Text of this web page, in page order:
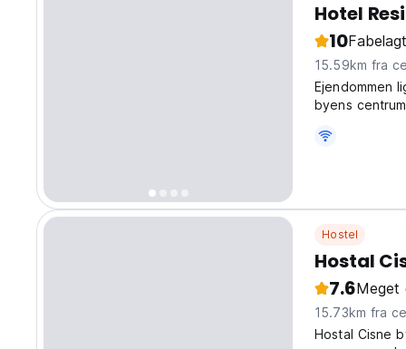
Hotel
10
15.59km
Ejendommen
byens
Hostel
Hostal
7.6Meget
15.73km
Hostal Cisne